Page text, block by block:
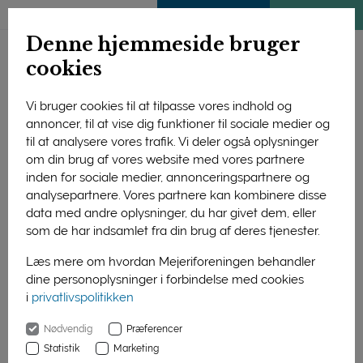
Denne hjemmeside bruger
cookies
Vi bruger cookies til at tilpasse vores indhold og
annoncer, til at vise dig funktioner til sociale medier og
til at analysere vores trafik. Vi deler også oplysninger
om din brug af vores website med vores partnere
inden for sociale medier, annonceringspartnere og
analysepartnere. Vores partnere kan kombinere disse
data med andre oplysninger, du har givet dem, eller
som de har indsamlet fra din brug af deres tjenester.
Læs mere om hvordan Mejeriforeningen behandler
dine personoplysninger i forbindelse med cookies
i privatlivspolitikken
Nødvendig
Præferencer
Statistik
Marketing
Fuld fart på. Glade børn fra specialklassen på
Vestervangsskolen i Herning tester deres nye løbehjul. Foto fra